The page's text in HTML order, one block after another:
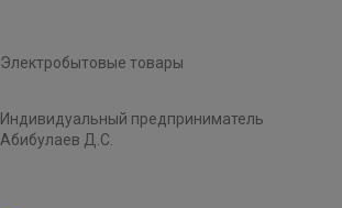
Электробытовые товары
Индивидуальный предприниматель
Абибулаев Д.С.